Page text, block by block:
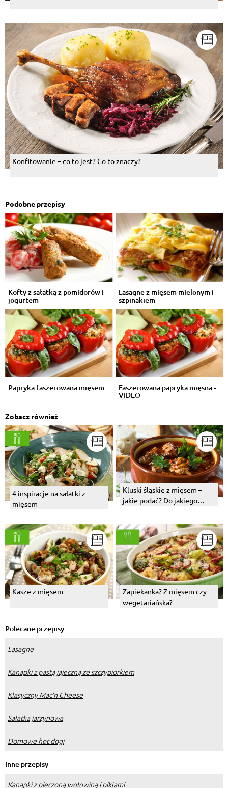
Konfitowanie – co to jest? Co to znaczy?
Podobne przepisy
Kofty z sałatką z pomidorów i
jogurtem
Lasagne z mięsem mielonym i
szpinakiem
Papryka faszerowana mięsem Faszerowana papryka mięsna -
VIDEO
Zobacz również
4 inspiracje na sałatki z
mięsem
Kluski śląskie z mięsem –
jakie podać? Do jakiego
Kasze z mięsem
Zapiekanka? Z mięsem czy
wegetariańska?
Polecane przepisy
Lasagne
Kanapki z pastą jajeczną ze szczypiorkiem
Klasyczny Mac’n Cheese
Sałatka jarzynowa
Domowe hot dogi
Inne przepisy
Kanapki z pieczoną wołowiną i piklami